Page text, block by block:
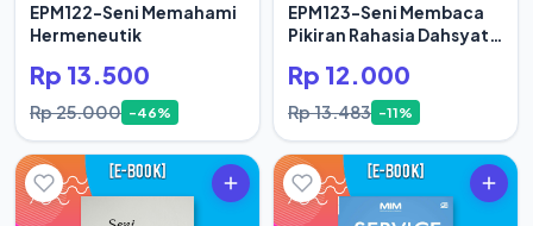
EPM122-Seni Memahami
Hermeneutik
Rp 13.500
Rp 25.000 -46%
EPM123-Seni Membaca
Pikiran Rahasia Dahsyat
Rp 12.000
Rp 13.483 -11%